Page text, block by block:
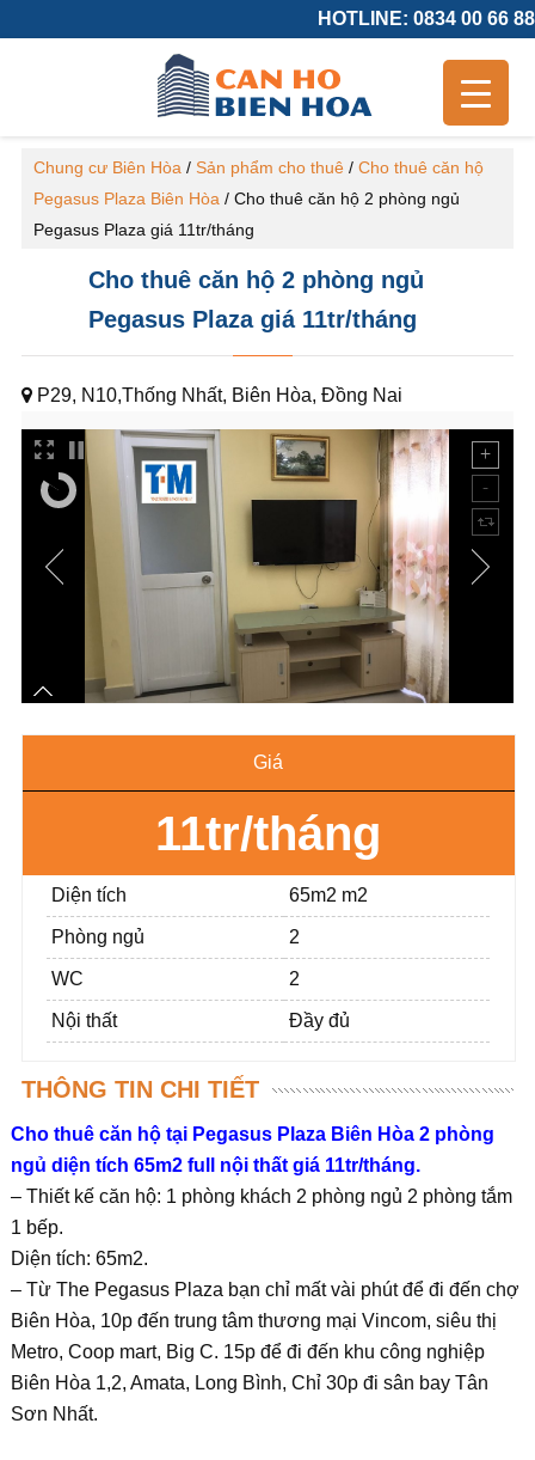
HOTLINE: 0834 00 66 88
Chung cư Biên Hòa / Sản phẩm cho thuê/ Cho thuê căn hộ
Pegasus Plaza Biên Hòa / Cho thuê căn hộ 2 phòng ngủ
Pegasus Plaza giá 11tr/tháng
Cho thuê căn hộ 2 phòng ngủ
Pegasus Plaza giá 11tr/tháng
P29, N10,Thống Nhất, Biên Hòa, Đồng Nai
Giá
11tr/tháng
Diện tích 65m2 m2
Phòng ngủ 2
WC 2
Nội thất Đầy đủ
THÔNG TIN CHI TIẾT
Cho thuê căn hộ tại Pegasus Plaza Biên Hòa 2 phòng
ngủ diện tích 65m2 full nội thất giá 11tr/tháng.
– Thiết kế căn hộ: 1 phòng khách 2 phòng ngủ 2 phòng tắm
1 bếp.
Diện tích: 65m2.
– Từ The Pegasus Plaza bạn chỉ mất vài phút để đi đến chợ
Biên Hòa, 10p đến trung tâm thương mại Vincom, siêu thị
Metro, Coop mart, Big C. 15p để đi đến khu công nghiệp
Biên Hòa 1,2, Amata, Long Bình, Chỉ 30p đi sân bay Tân
Sơn Nhất.